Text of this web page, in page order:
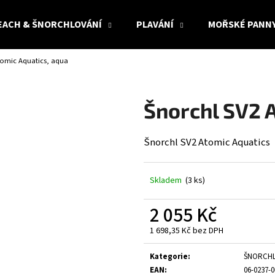
& ŠNORCHLOVÁNÍ PLAVÁNÍ MOŘSKÉ
Aquatics, aqua
Šnorchl SV2
Šnorchl SV2 Atomic Aquatics
Skladem (3 ks)
2 055 Kč
1 698,35 Kč bez DPH
Měrná
cena:
Kategorie:
EAN:
06-0237-
Co potřebujete najít?
HLEDAT